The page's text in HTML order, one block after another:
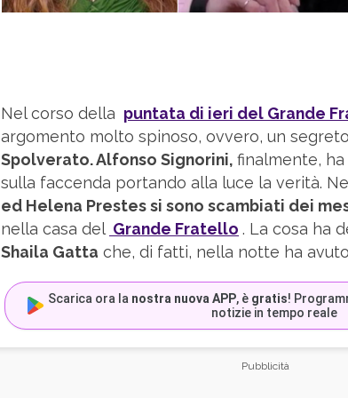
Nel corso della puntata di ieri del Grande
argomento molto spinoso, ovvero, un
Spolverato. Alfonso Signorini, finalmente,
sulla faccenda portando alla luce la verità.
ed Helena Prestes si sono scambiati dei
nella casa del Grande Fratello . La cosa ha
Shaila Gatta che, di fatti, nella notte ha
Scarica ora la nostra nuova APP, è gratis!
notizie in tempo reale